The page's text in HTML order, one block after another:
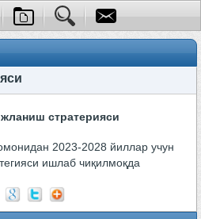
стратерияси
2023-2028 йиллар учун
ишлаб чиқилмоқда